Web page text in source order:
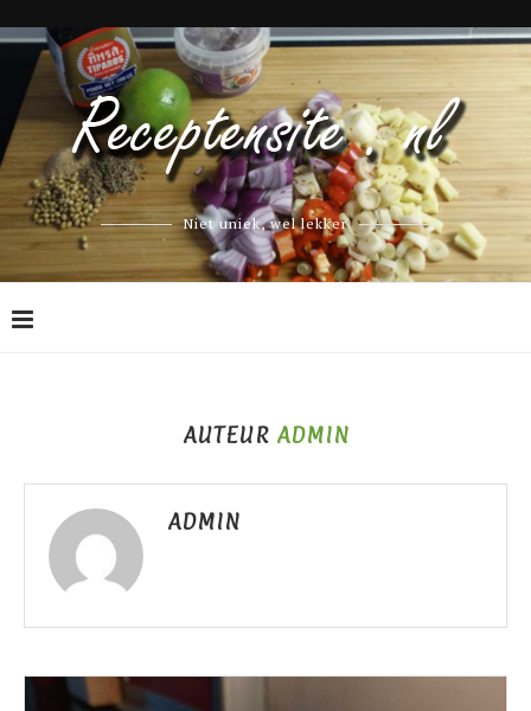
Niet uniek, wel lekker
AUTEUR ADMIN
ADMIN